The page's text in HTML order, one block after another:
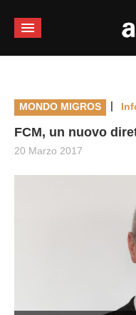
MONDO MIGROS |
FCM, un nuovo
20 Marzo 2017